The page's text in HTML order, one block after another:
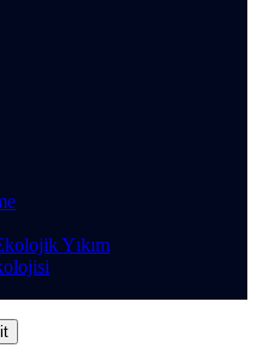
Yıkım